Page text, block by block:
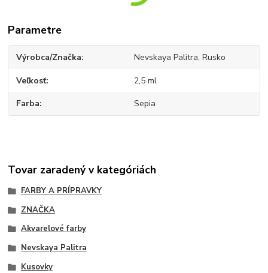
Parametre
Výrobca/Značka Nevskaya Palitra, Rusko
Veľkosť 2,5 ml
Farba Sepia
Tovar zaradený v kategóriách
FARBY A PRÍPRAVKY
ZNAČKA
Akvarelové farby
Nevskaya Palitra
Kusovky